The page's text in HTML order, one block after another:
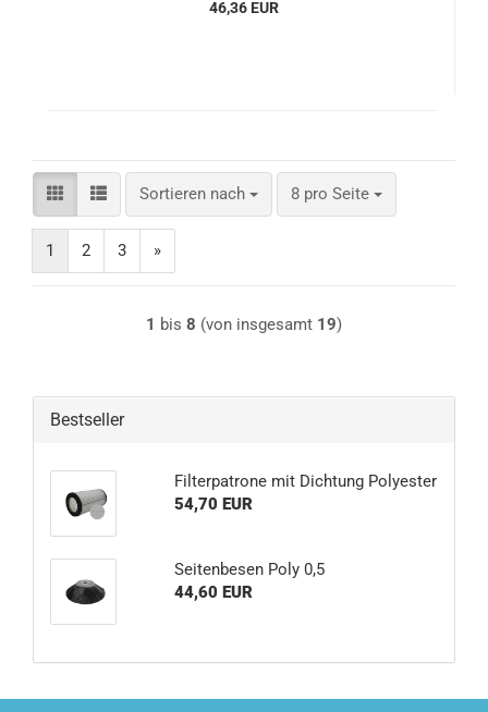
46,36 EUR
Sortieren nach
Sortieren nach 8 pro Seite
pro Seite
1 2 3 »
1 bis 8 (von insgesamt 19)
Bestseller
Filterpatrone mit Dichtung Polyester
54,70 EUR
Seitenbesen Poly 0,5
44,60 EUR